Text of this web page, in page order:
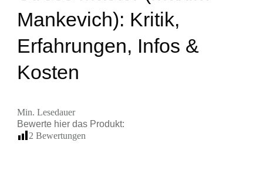
Mankevich): Kritik,
Erfahrungen, Infos &
Kosten
Min. Lesedauer
Bewerte hier das Produkt:
2 Bewertungen